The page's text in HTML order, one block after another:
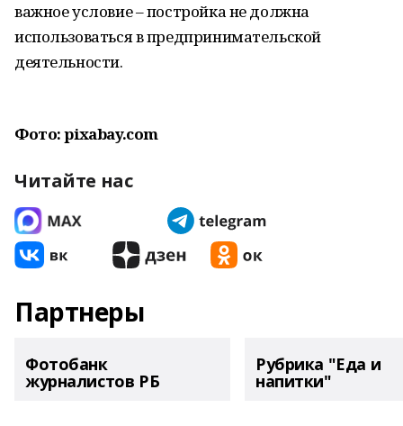
важное условие – постройка не должна
использоваться в предпринимательской
деятельности.
Фото: pixabay.com
Читайте нас
Партнеры
Фотобанк
журналистов РБ
Рубрика "Еда и
напитки"